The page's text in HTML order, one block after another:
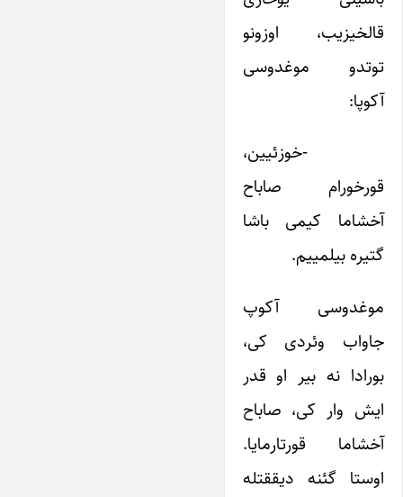
قالخیزیب، اوزونو
توتدو موغدوسی
آکوپا:
-خوزئیین،
قورخورام صاباح
آخشاما کیمی باشا
گتیره بیلمییم.
موغدوسی آکوپ
جاواب وئردی کی،
بورادا نه بیر او قدر
ایش وار کی، صاباح
آخشاما قورتارمایا.
اوستا گئنه دیققتله